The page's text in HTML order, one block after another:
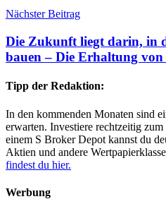
Nächster Beitrag
Die Zukunft liegt darin, in
bauen – Die Erhaltung von
Tipp der Redaktion:
In den kommenden Monaten sind
erwarten. Investiere rechtzeitig
einem S Broker Depot kannst du
Aktien und andere
findest du hier.
Werbung